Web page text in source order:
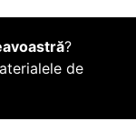
?
de